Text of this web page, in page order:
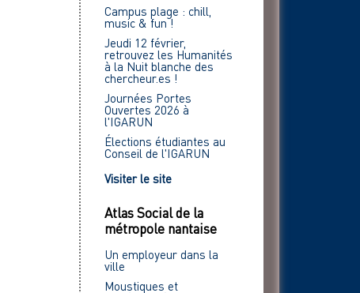
Campus plage : chill,
music & fun !
Jeudi 12 février,
retrouvez les Humanités
à la Nuit blanche des
chercheur.es !
Journées Portes
Ouvertes 2026 à
l'IGARUN
Élections étudiantes au
Conseil de l'IGARUN
Visiter le site
Atlas Social de la
métropole nantaise
Un employeur dans la
ville
Moustiques et